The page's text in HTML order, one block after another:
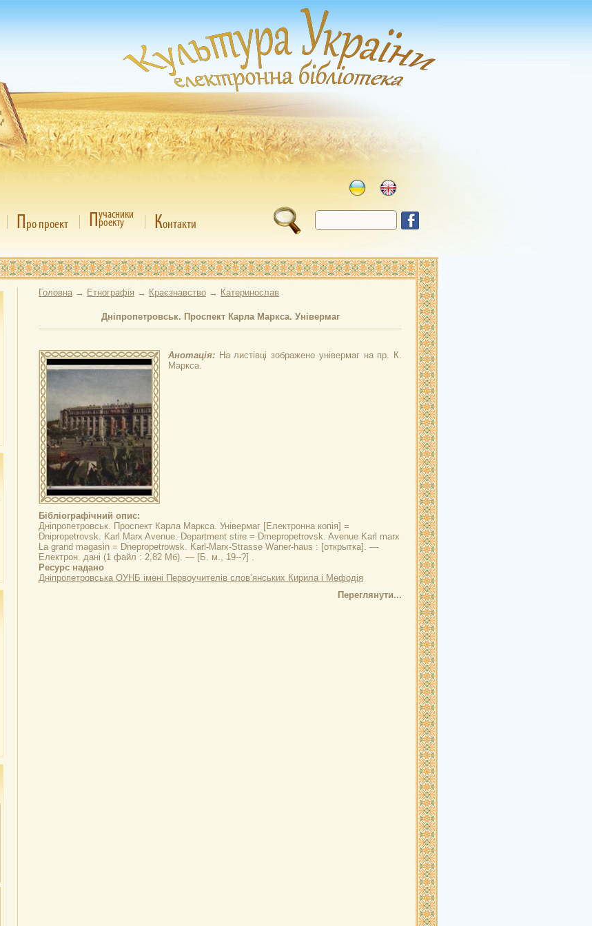
Про проект Пучасники
роекту Контакти
Головна → Етнографія → Краєзнавство → Катеринослав
Дніпропетровськ. Проспект Карла Маркса. Універмаг
Анотація: На листівці зображено універмаг на пр. К.
Маркса.
Бібліографічний опис:
Дніпропетровськ. Проспект Карла Маркса. Універмаг [Електронна копія] =
Dnipropetrovsk. Karl Marx Avenue. Department stire = Dmepropetrovsk. Avenue Karl marx
La grand magasin = Dnepropetrowsk. Karl-Marx-Strasse Waner-haus : [открытка]. —
Електрон. дані (1 файл : 2,82 Мб). — [Б. м., 19--?] .
Ресурс надано
Дніпропетровська ОУНБ імені Первоучителів слов’янських Кирила і Мефодія
Переглянути...